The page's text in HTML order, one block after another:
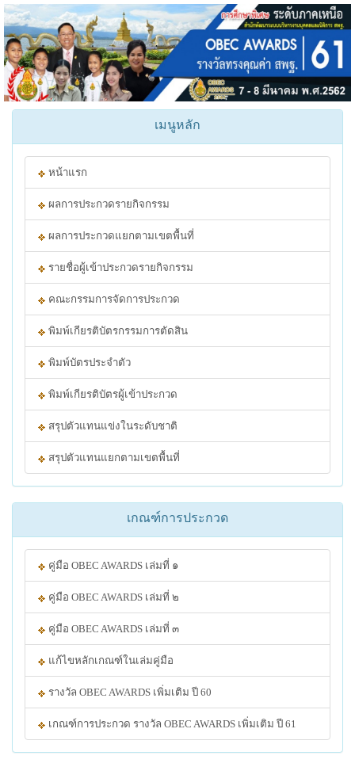
เมนูหลัก
หน้าแรก
ผลการประกวดรายกิจกรรม
ผลการประกวดแยกตามเขตพื้นที่
รายชื่อผู้เข้าประกวดรายกิจกรรม
คณะกรรมการจัดการประกวด
พิมพ์เกียรติบัตรกรรมการตัดสิน
พิมพ์บัตรประจำตัว
พิมพ์เกียรติบัตรผู้เข้าประกวด
สรุปตัวแทนแข่งในระดับชาติ
สรุปตัวแทนแยกตามเขตพื้นที่
เกณฑ์การประกวด
คู่มือ OBEC AWARDS เล่มที่ ๑
คู่มือ OBEC AWARDS เล่มที่ ๒
คู่มือ OBEC AWARDS เล่มที่ ๓
แก้ไขหลักเกณฑ์ในเล่มคู่มือ
รางวัล OBEC AWARDS เพิ่มเติม ปี 60
เกณฑ์การประกวด รางวัล OBEC AWARDS เพิ่มเติม ปี 61